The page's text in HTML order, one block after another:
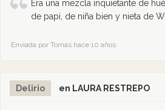
Era una mezcla inquietante de
de papi, de niña bien y nieta de
Enviada por Tomás hace 10 años
Delirio en LAURA RESTREPO